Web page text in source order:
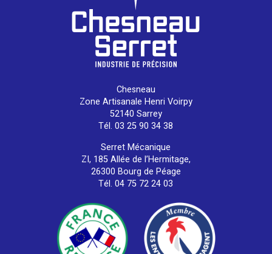
Chesneau
Zone Artisanale Henri Voirpy
52140 Sarrey
Tél. 03 25 90 34 38
Serret Mécanique
ZI, 185 Allée de l’Hermitage,
26300 Bourg de Péage
Tél. 04 75 72 24 03